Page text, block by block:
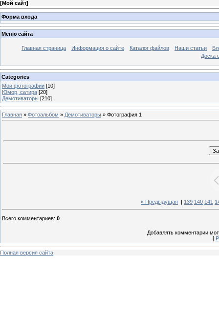
[Мой сайт]
Форма входа
Меню сайта
Главная страница Информация о сайте Каталог файлов Наши статьи
Доска
Categories
Мои фотографии [10]
Юмор, сатира [20]
Демотиваторы [210]
Главная » Фотоальбом » Демотиваторы » Фотография 1
« Предыдущая 139 140 141
Всего комментариев: 0
Добавлять комментарии
[
Полная версия сайта